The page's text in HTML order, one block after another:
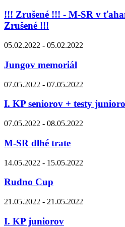
!!! Zrušené !!! - M-SR v
Zrušené !!!
05.02.2022 - 05.02.2022
Jungov memoriál
07.05.2022 - 07.05.2022
I. KP seniorov + testy
07.05.2022 - 08.05.2022
M-SR dlhé trate
14.05.2022 - 15.05.2022
Rudno Cup
21.05.2022 - 21.05.2022
I. KP juniorov